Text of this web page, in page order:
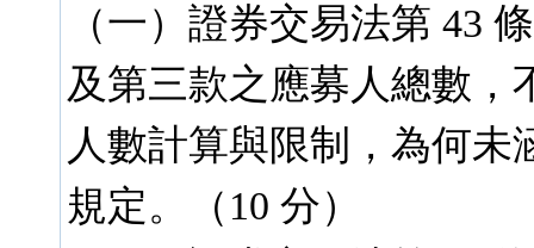
（一）證券交易法第 43
及第三款之應募人總數，
人數計算與限制，為何未
規定。（10 分）